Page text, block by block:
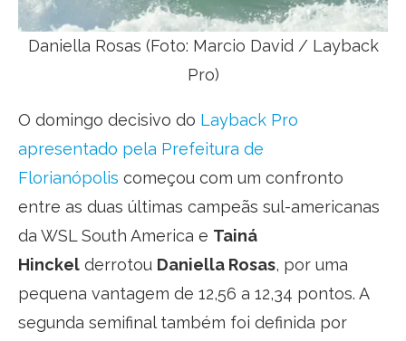
Daniella Rosas (Foto: Marcio David / Layback
Pro)
O domingo decisivo do Layback Pro
apresentado pela Prefeitura de
Florianópolis começou com um confronto
entre as duas últimas campeãs sul-americanas
da WSL South America e Tainá
Hinckel derrotou Daniella Rosas, por uma
pequena vantagem de 12,56 a 12,34 pontos. A
segunda semifinal também foi definida por